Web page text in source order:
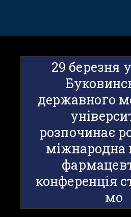
29 березня
державного
розпочинає
міжнародна
конференція
мо